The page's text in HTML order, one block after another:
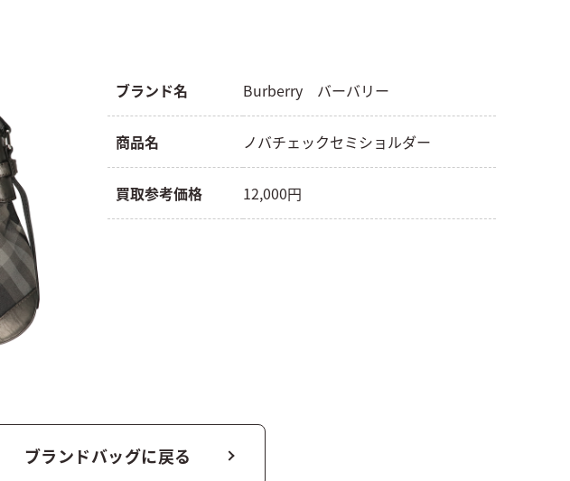
ブランド名 Burberry バーバリー
商品名 ノバチェックセミショルダー
買取参考価格 12,000円
ブランドバッグに戻る